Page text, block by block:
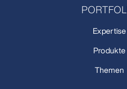
Expertise
Produkte
Themen